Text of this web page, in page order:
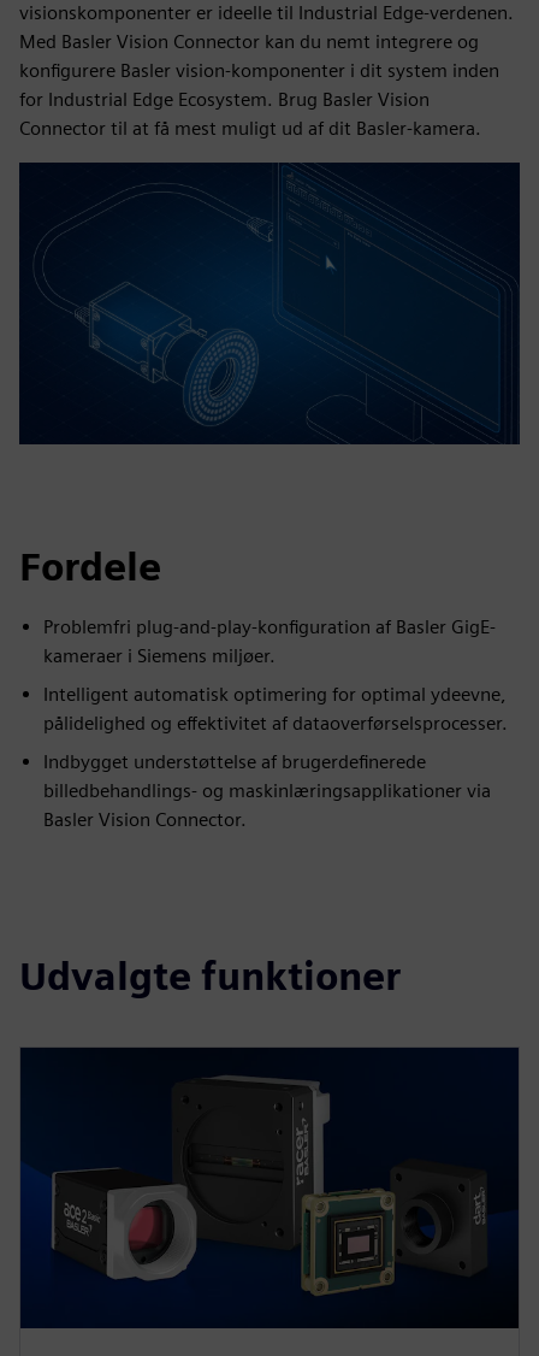
visionskomponenter er ideelle til Industrial Edge-verdenen.
Med Basler Vision Connector kan du nemt integrere og
konfigurere Basler vision-komponenter i dit system inden
for Industrial Edge Ecosystem. Brug Basler Vision
Connector til at få mest muligt ud af dit Basler-kamera.
Fordele
Problemfri plug-and-play-konfiguration af Basler GigE-
kameraer i Siemens miljøer.
Intelligent automatisk optimering for optimal ydeevne,
pålidelighed og effektivitet af dataoverførselsprocesser.
Indbygget understøttelse af brugerdefinerede
billedbehandlings- og maskinlæringsapplikationer via
Basler Vision Connector.
Udvalgte funktioner